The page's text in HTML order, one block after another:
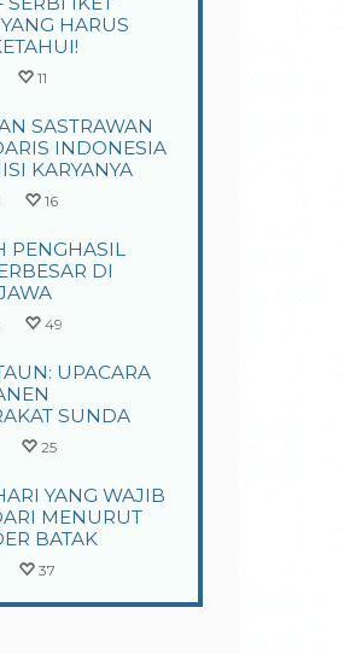
HARUS
11
SASTRAWAN
INDONESIA
KARYANYA
16
PENGHASIL
DI
49
UPACARA
SUNDA
25
YANG WAJIB
MENURUT
BATAK
37